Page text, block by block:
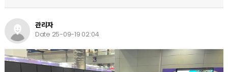
관리자
Date 25-09-19 02:04